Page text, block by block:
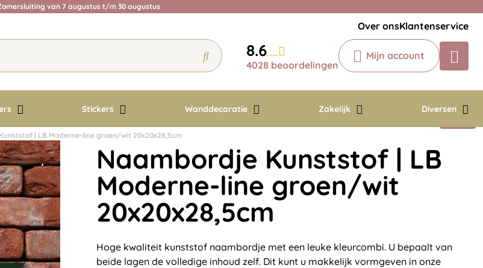
van 7 augustus t/m 30 augustus
Over onsKlantenservice
8.6
4028 beoordelingen
Mijn account
Stickers Wanddecoratie Zakelijk Diversen
Chatbot
Chat 24/7 met onze chatbot voor
Contact
| LB Moderne-line groen/wit 20x20x28,5cm
Naambordje Kunststof | LB
Moderne-line groen/wit
20x20x28,5cm
Hoge kwaliteit kunststof naambordje met een leuke kleurcombi. U bepaalt van
beide lagen de volledige inhoud zelf. Dit kunt u makkelijk vormgeven in onze